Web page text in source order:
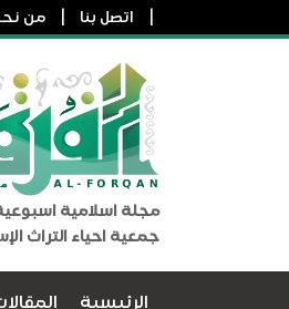
اتصل بنا من
مجلة اسلامية
جمعية احياء التراث
الرئيسية